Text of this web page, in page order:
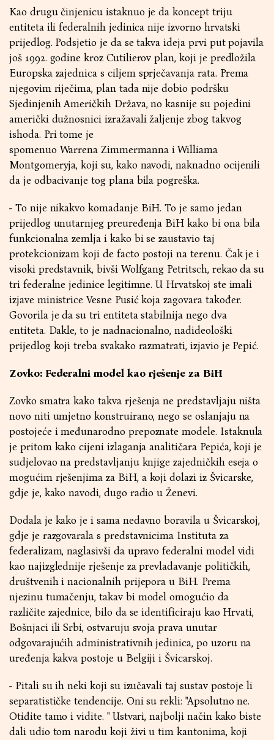
Kao drugu činjenicu istaknuo je da koncept triju
entiteta ili federalnih jedinica nije izvorno hrvatski
prijedlog. Podsjetio je da se takva ideja prvi put pojavila
još 1992. godine kroz Cutilierov plan, koji je predložila
Europska zajednica s ciljem sprječavanja rata. Prema
njegovim riječima, plan tada nije dobio podršku
Sjedinjenih Američkih Država, no kasnije su pojedini
američki dužnosnici izražavali žaljenje zbog takvog
ishoda. Pri tome je
spomenuo Warrena Zimmermanna i Williama
Montgomeryja, koji su, kako navodi, naknadno ocijenili
da je odbacivanje tog plana bila pogreška.
- To nije nikakvo komadanje BiH. To je samo jedan
prijedlog unutarnjeg preuređenja BiH kako bi ona bila
funkcionalna zemlja i kako bi se zaustavio taj
protekcionizam koji de facto postoji na terenu. Čak je i
visoki predstavnik, bivši Wolfgang Petritsch, rekao da su
tri federalne jedinice legitimne. U Hrvatskoj ste imali
izjave ministrice Vesne Pusić koja zagovara također.
Govorila je da su tri entiteta stabilnija nego dva
entiteta. Dakle, to je nadnacionalno, nadideološki
prijedlog koji treba svakako razmatrati, izjavio je Pepić.
Zovko: Federalni model kao rješenje za BiH
Zovko smatra kako takva rješenja ne predstavljaju ništa
novo niti umjetno konstruirano, nego se oslanjaju na
postojeće i međunarodno prepoznate modele. Istaknula
je pritom kako cijeni izlaganja analitičara Pepića, koji je
sudjelovao na predstavljanju knjige zajedničkih eseja o
mogućim rješenjima za BiH, a koji dolazi iz Švicarske,
gdje je, kako navodi, dugo radio u Ženevi.
Dodala je kako je i sama nedavno boravila u Švicarskoj,
gdje je razgovarala s predstavnicima Instituta za
federalizam, naglasivši da upravo federalni model vidi
kao najizglednije rješenje za prevladavanje političkih,
društvenih i nacionalnih prijepora u BiH. Prema
njezinu tumačenju, takav bi model omogućio da
različite zajednice, bilo da se identificiraju kao Hrvati,
Bošnjaci ili Srbi, ostvaruju svoja prava unutar
odgovarajućih administrativnih jedinica, po uzoru na
uređenja kakva postoje u Belgiji i Švicarskoj.
- Pitali su ih neki koji su izučavali taj sustav postoje li
separatističke tendencije. Oni su rekli: "Apsolutno ne.
Otiđite tamo i vidite. " Ustvari, najbolji način kako biste
dali udio tom narodu koji živi u tim kantonima, koji